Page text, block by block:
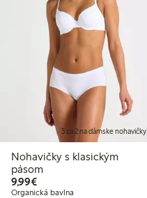
3 za 2 na dámske nohavičky
Nohavičky s klasickým
pásom
9,99€9,99 €
Organická bavlna